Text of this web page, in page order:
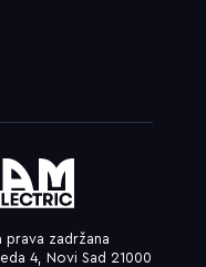
prava zadržana
4, Novi Sad 21000